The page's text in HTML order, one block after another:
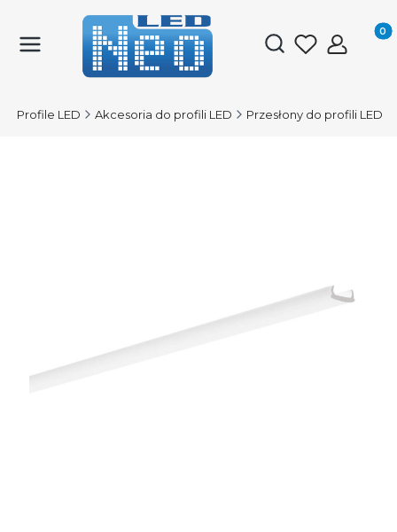
Otwórz
Profile LED Akcesoria do profili LED Przesłony do profili LED